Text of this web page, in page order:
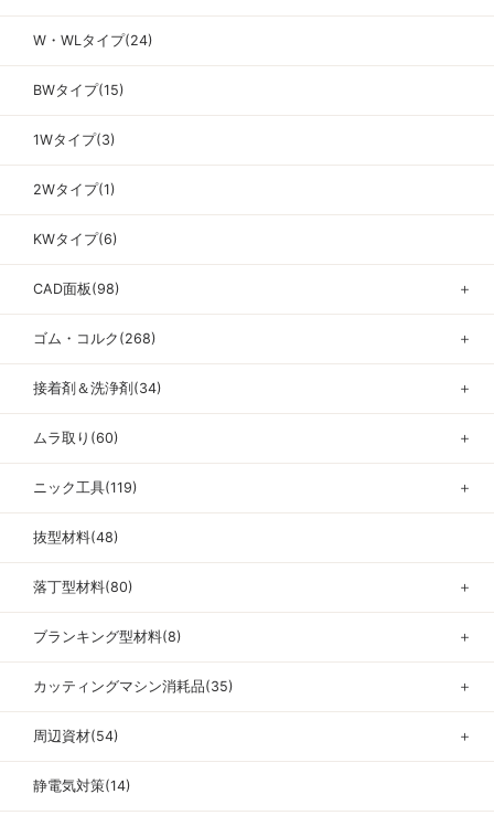
W・WLタイプ(24)
BWタイプ(15)
1Wタイプ(3)
2Wタイプ(1)
KWタイプ(6)
CAD面板(98) ＋
ゴム・コルク(268) ＋
接着剤＆洗浄剤(34) ＋
ムラ取り(60) ＋
ニック工具(119) ＋
抜型材料(48)
落丁型材料(80) ＋
ブランキング型材料(8) ＋
カッティングマシン消耗品(35) ＋
周辺資材(54) ＋
静電気対策(14)